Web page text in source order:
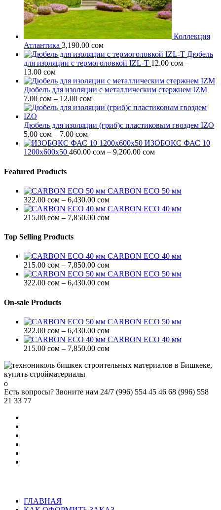
Коллекция
Атлантика 3,190.00 сом
Дюбель
для изоляции c термоголовкой IZL-T 12.00 сом –
13.00 сомДиапазон
цен:
12.00 сом
–
13.00 сом
Дюбель для изоляции с металлическим стержнем IZM
7.00 сом – 12.00 сомДиапазон
цен:
–
Дюбель для изоляции (гриб)с пластиковым гвоздем IZO
5.00 сом – 7.00 сомДиапазон
цен:
5.00 сом
ИЗОБОКС ФАС 10
1200х600х50 460.00 сом – 9,200.00 сомДиапазон
9,200.00 сом
Featured Products
CARBON ECO 50 мм
322.00 сом – 6,430.00 сомДиапазон
цен:
322.00 сом
CARBON ECO 40 мм
215.00 сом – 7,850.00 сомДиапазон
7,850.00 сом
Top Selling Products
CARBON ECO 40 мм
215.00 сом – 7,850.00 сомДиапазон
цен:
215.00 сом
CARBON ECO 50 мм
322.00 сом – 6,430.00 сомДиапазон
6,430.00 сом
On-sale Products
CARBON ECO 50 мм
322.00 сом – 6,430.00 сомДиапазон
цен:
322.00 сом
6,430.00 сом
CARBON ECO 40 мм
215.00 сом – 7,850.00 сомДиапазон
215.00 сом
Есть вопросы? Звоните нам 24/7 (996) 554 45 46 68 (996) 558
21 33 77
ГЛАВНАЯ